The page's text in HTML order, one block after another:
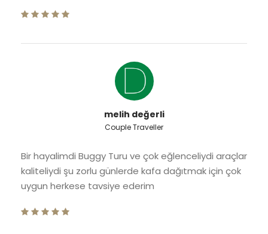
melih değerli
Couple Traveller
Bir hayalimdi Buggy Turu ve çok eğlenceliydi araçlar
kaliteliydi şu zorlu günlerde kafa dağıtmak için çok
uygun herkese tavsiye ederim